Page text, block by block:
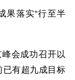
果落实“行至半
会成功召开以
有超九成目标